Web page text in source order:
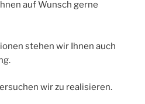
auf Wunsch gerne
stehen wir Ihnen auch
wir zu realisieren.